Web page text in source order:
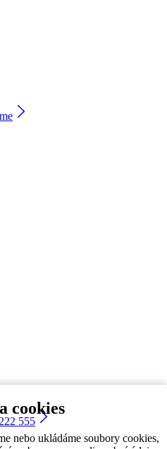
cookies
nebo ukládáme soubory cookies,
555